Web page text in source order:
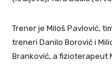
Trener je Miloš Pavlović,
treneri Danilo Borović i
Branković, a fizioterapeut